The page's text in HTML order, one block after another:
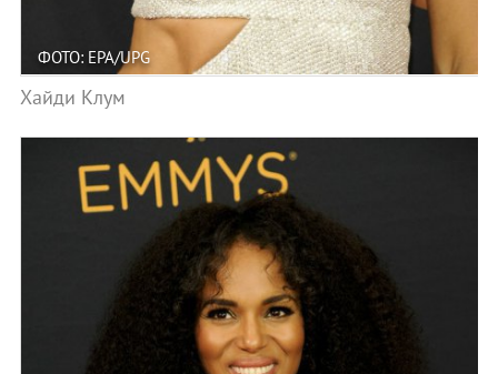
ФОТО: EPA/UPG
Хайди Клум